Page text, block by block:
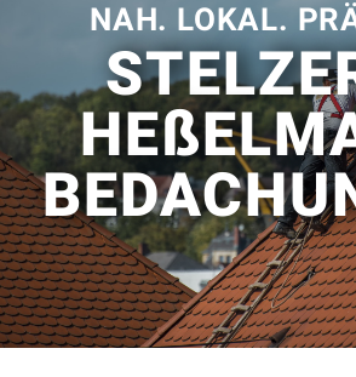
Start
Über Uns
Aktuelles
VELUX
Kontakt
NAH. LOKAL.